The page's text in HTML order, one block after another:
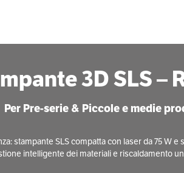
3D SLS –
Per Pre-serie & Piccole e medie
stampante SLS compatta con laser da 75 W
intelligente dei materiali e riscaldamento